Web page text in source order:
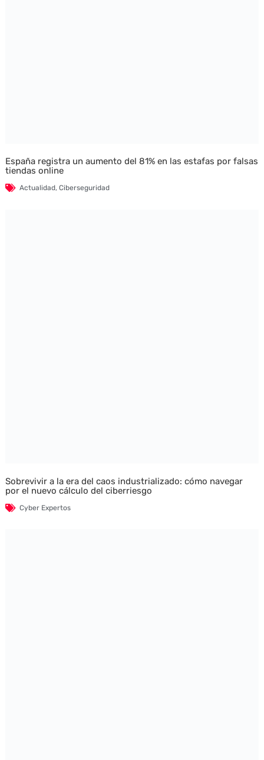
España registra un aumento del 81% en las estafas por falsas
tiendas online
Actualidad, Ciberseguridad
Sobrevivir a la era del caos industrializado: cómo navegar
por el nuevo cálculo del ciberriesgo
Cyber Expertos